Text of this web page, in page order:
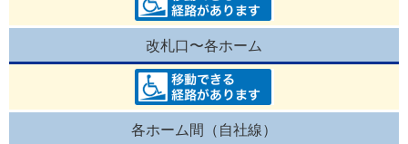
改札口〜各ホーム
各ホーム間（自社線）